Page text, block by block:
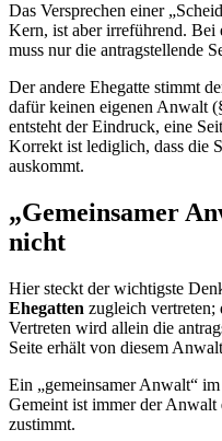
Das Versprechen einer
Kern, ist aber irreführend. Bei
muss nur die antragstellende
Der andere Ehegatte stimmt
dafür keinen eigenen Anwalt
entsteht der Eindruck, eine
Korrekt ist lediglich, dass die
auskommt.
„Gemeinsamer
nicht
Hier steckt der wichtigste
Ehegatten zugleich vertreten;
Vertreten wird allein die
Seite erhält von diesem
Ein „gemeinsamer Anwalt“
Gemeint ist immer der Anwalt
zustimmt.